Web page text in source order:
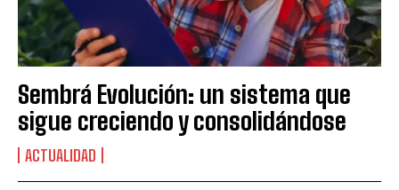
Sembrá Evolución: un sistema que
sigue creciendo y consolidándose
ACTUALIDAD